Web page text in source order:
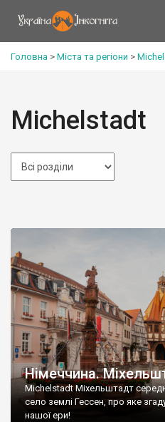
Головна > Міста та регіони >
Michelstadt
Німеччина.
Michelstadt Міхельштадт
село землі Гессен, про яке
нашої ери!